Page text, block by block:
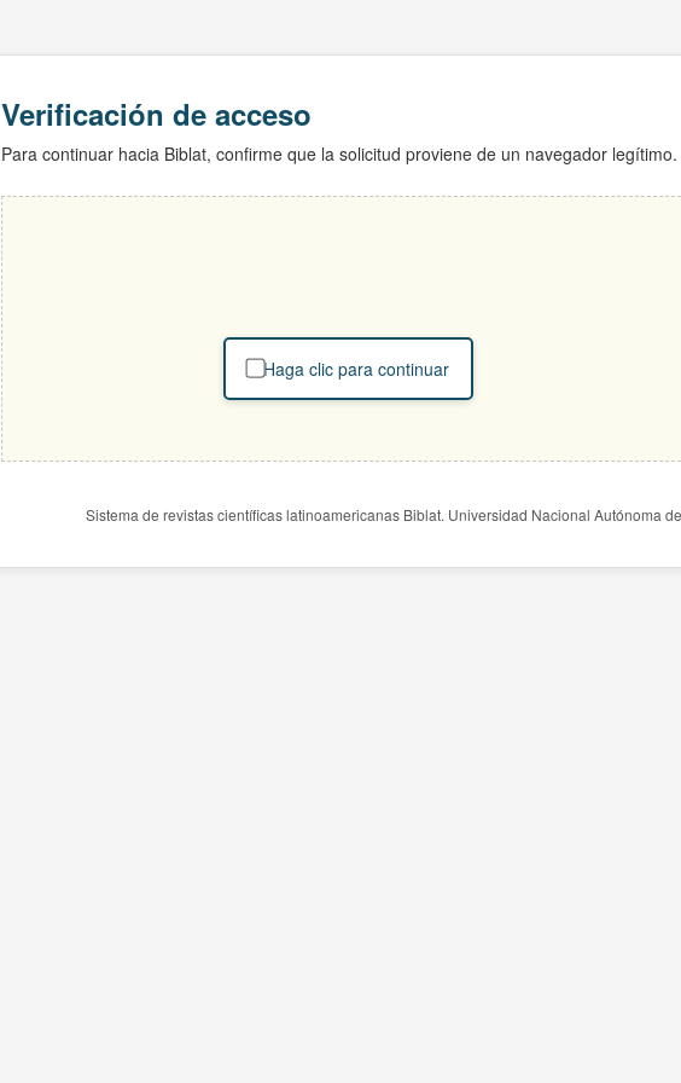
Verificación de acceso
Para continuar hacia Biblat, confirme que la solicitud proviene de un navegador legítimo.
Haga clic para continuar
Sistema de revistas científicas latinoamericanas Biblat. Universidad Nacional Autónoma